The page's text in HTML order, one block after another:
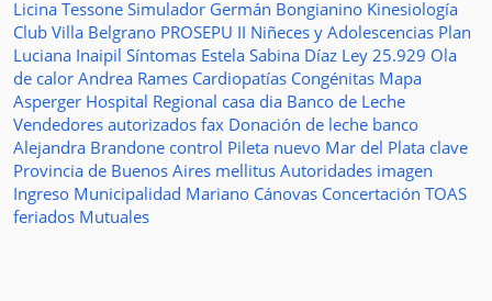
Licina Tessone Simulador Germán Bongianino Kinesiología
Club Villa Belgrano PROSEPU II Niñeces y Adolescencias Plan
Luciana Inaipil Síntomas Estela Sabina Díaz Ley 25.929 Ola
de calor Andrea Rames Cardiopatías Congénitas Mapa
Asperger Hospital Regional casa dia Banco de Leche
Vendedores autorizados fax Donación de leche banco
Alejandra Brandone control Pileta nuevo Mar del Plata clave
Provincia de Buenos Aires mellitus Autoridades imagen
Ingreso Municipalidad Mariano Cánovas Concertación TOAS
feriados Mutuales